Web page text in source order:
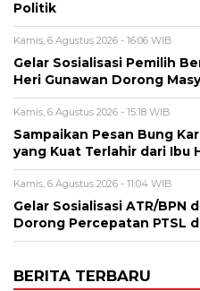
Politik
Kamis, 6 Agustus 2026 - 16:06 WIB
Gelar Sosialisasi Pemilih
Heri Gunawan Dorong
Kamis, 6 Agustus 2026 - 15:18 WIB
Sampaikan Pesan Bung
yang Kuat Terlahir dari Ibu
Kamis, 6 Agustus 2026 - 11:04 WIB
Gelar Sosialisasi ATR/BPN
Dorong Percepatan PTSL
BERITA TERBARU